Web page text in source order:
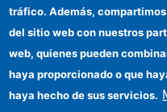
tráfico. Además,
del sitio web con nuestros
web, quienes pueden
haya proporcionado o que
haya hecho de sus servicios.